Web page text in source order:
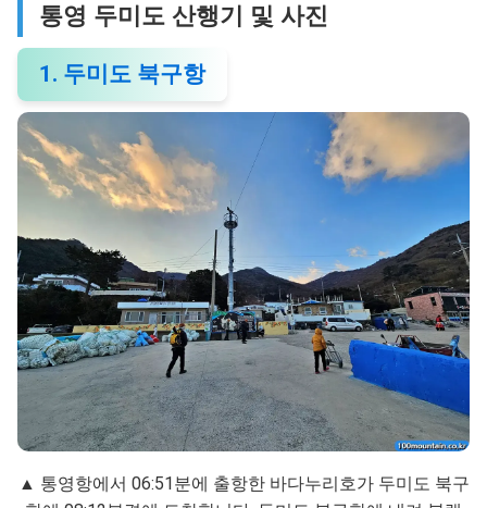
통영 두미도 산행기 및 사진
1. 두미도 북구항
▲ 통영항에서 06:51분에 출항한 바다누리호가 두미도 북구